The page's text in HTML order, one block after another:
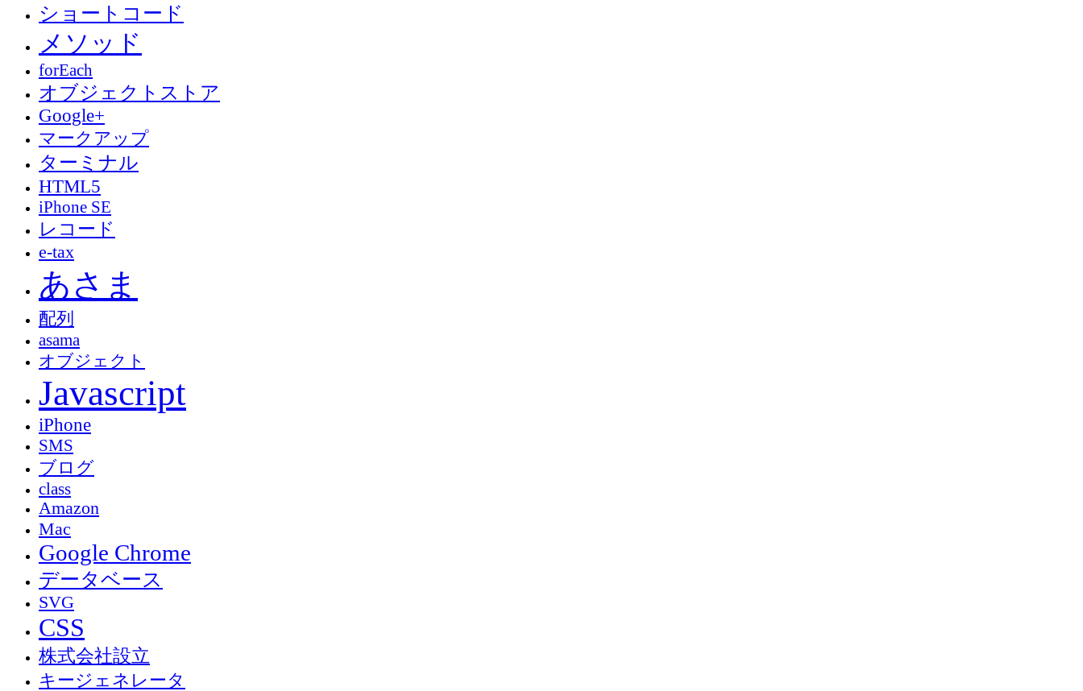
ショートコード
メソッド
forEach
オブジェクトストア
Google+
マークアップ
ターミナル
HTML5
iPhone SE
レコード
e-tax
あさま
配列
asama
オブジェクト
Javascript
iPhone
SMS
ブログ
class
Amazon
Mac
Google Chrome
データベース
SVG
CSS
株式会社設立
キージェネレータ